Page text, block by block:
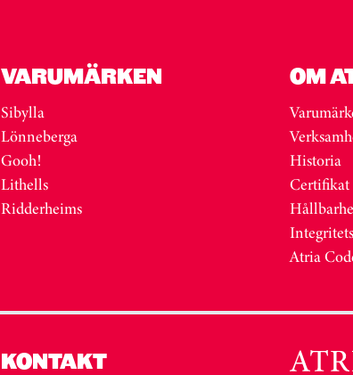
VARUMÄRKEN
Sibylla
Lönneberga
Gooh!
Lithells
Ridderheims
OM
Historia
Certifikat
Atria
KONTAKT